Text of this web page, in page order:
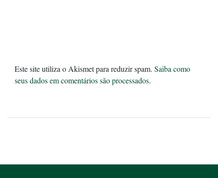
Este site utiliza o Akismet para reduzir spam. Saiba como
seus dados em comentários são processados.